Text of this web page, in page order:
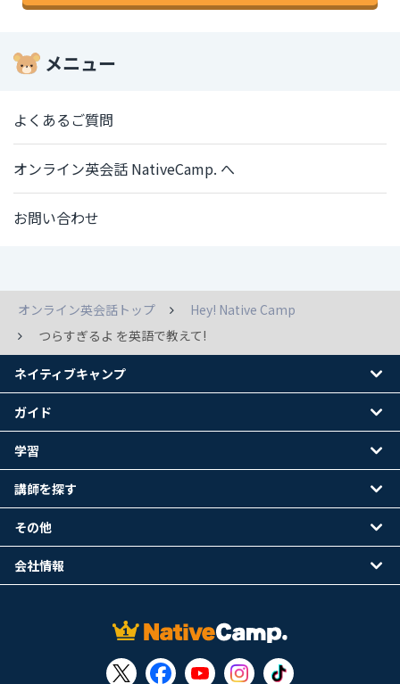
メニュー
よくあるご質問
オンライン英会話 NativeCamp. へ
お問い合わせ
オンライン英会話トップ
Hey! Native Camp
つらすぎるよ を英語で教えて!
ネイティブキャンプ
ガイド
学習
講師を探す
その他
会社情報